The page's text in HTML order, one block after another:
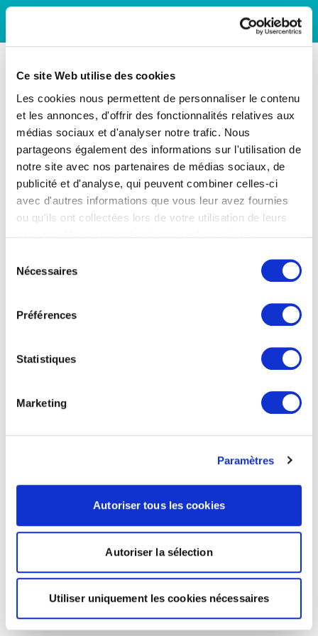
Ce site Web utilise des cookies
Les cookies nous permettent de personnaliser le contenu
et les annonces, d'offrir des fonctionnalités relatives aux
médias sociaux et d'analyser notre trafic. Nous
partageons également des informations sur l'utilisation de
notre site avec nos partenaires de médias sociaux, de
publicité et d'analyse, qui peuvent combiner celles-ci
avec d'autres informations que vous leur avez fournies
ou qu'ils ont collectées lors de votre utilisation de leurs
Nécessaires
Préférences
Statistiques
Marketing
Paramètres
Autoriser tous les cookies
Autoriser la sélection
Utiliser uniquement les cookies nécessaires